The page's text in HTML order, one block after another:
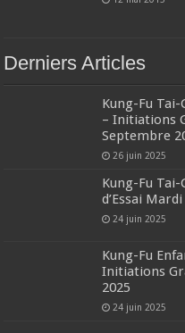
Derniers Articles
Kung-Fu
– Initiations
Septembre
26 juin 2025
Kung-Fu
d’Essai
24 juin 2025
Kung-Fu
Initiations
2025
24 juin 2025